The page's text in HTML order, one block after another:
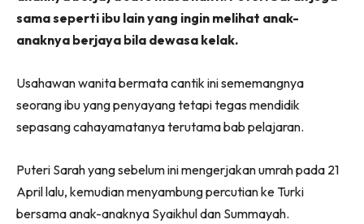
sama seperti ibu lain yang ingin melihat anak-
anaknya berjaya bila dewasa kelak.
Usahawan wanita bermata cantik ini sememangnya
seorang ibu yang penyayang tetapi tegas mendidik
sepasang cahayamatanya terutama bab pelajaran.
Puteri Sarah yang sebelum ini mengerjakan umrah pada 21
April lalu, kemudian menyambung percutian ke Turki
bersama anak-anaknya Syaikhul dan Summayah.